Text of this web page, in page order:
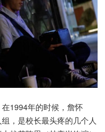
在1994年的时候，詹怀
，是校长最头疼的几个人